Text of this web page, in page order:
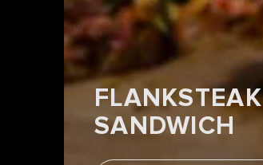
FLANKSTEAK
SANDWICH